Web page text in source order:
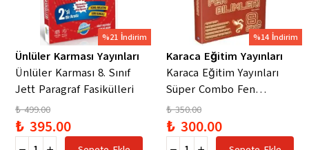
%21 İndirim
Ünlüler Karması Yayınları
Ünlüler Karması 8. Sınıf
Jett Paragraf Fasikülleri
₺ 499.00
₺ 395.00
%14 İndirim
Karaca Eğitim Yayınları
Karaca Eğitim Yayınları
Süper Combo Fen
Bilimleri 8. Sınıf Soru
Kitabı (Ciltli)
₺ 350.00
₺ 300.00